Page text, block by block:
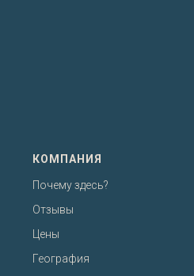
КОМПАНИЯ
Почему здесь?
Отзывы
Цены
География